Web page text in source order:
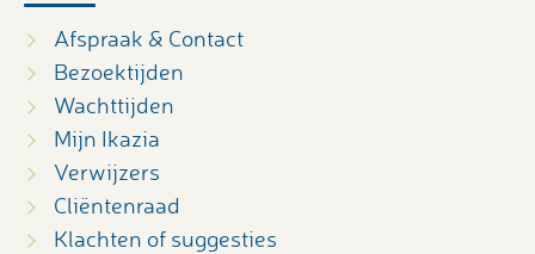
Afspraak & Contact
Bezoektijden
Wachttijden
Mijn Ikazia
Verwijzers
Cliëntenraad
Klachten of suggesties